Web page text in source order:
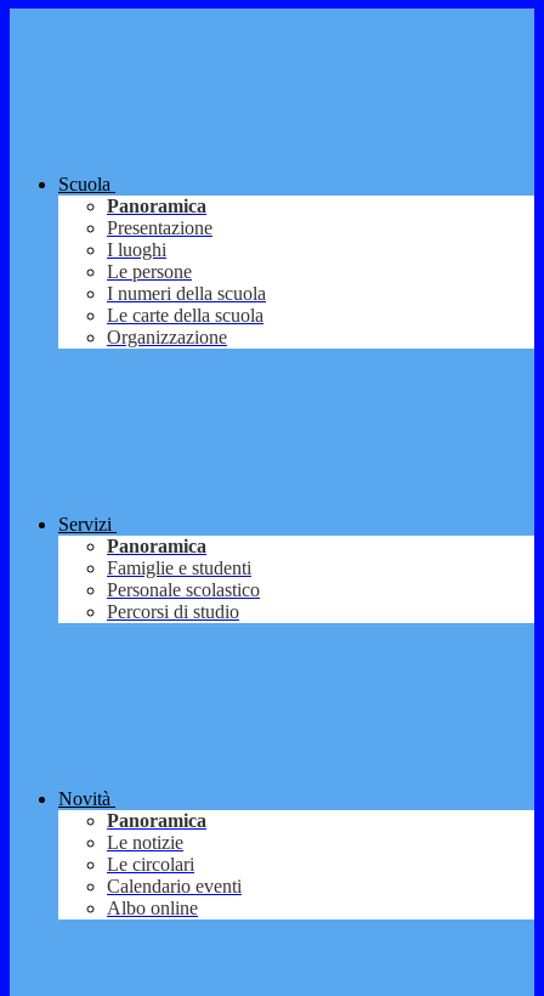
Scuola
Panoramica
Presentazione
I luoghi
Le persone
I numeri della scuola
Le carte della scuola
Organizzazione
Servizi
Panoramica
Famiglie e studenti
Personale scolastico
Percorsi di studio
Novità
Panoramica
Le notizie
Le circolari
Calendario eventi
Albo online